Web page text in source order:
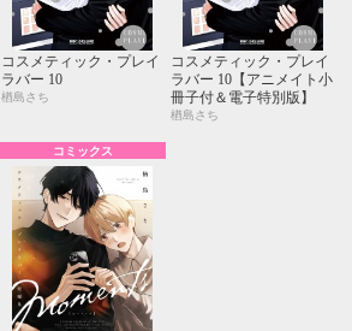
コスメティック・プレイ
ラバー 10
楢島さち
コスメティック・プレイ
ラバー 10【アニメイト小
冊子付＆電子特別版】
楢島さち
コミックス